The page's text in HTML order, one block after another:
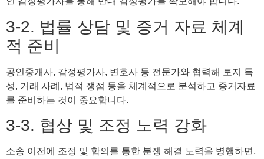
3-2. 법률 상담 및 증거 자료 체계
적 준비
공인중개사, 감정평가사, 변호사 등 전문가와 협력해 토지 특
성, 거래 사례, 법적 쟁점 등을 체계적으로 분석하고 증거자료
를 준비하는 것이 중요합니다.
3-3. 협상 및 조정 노력 강화
소송 이전에 조정 및 합의를 통한 분쟁 해결 노력을 병행하면,